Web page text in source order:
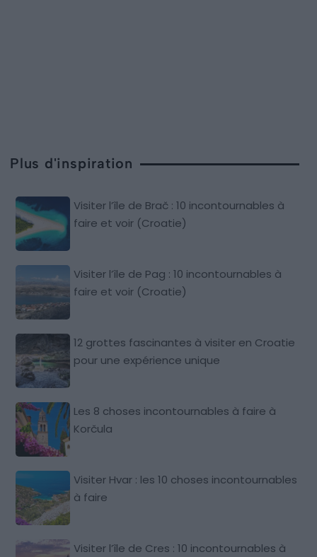
Plus d'inspiration
Visiter l’île de Brač : 10 incontournables à
faire et voir (Croatie)
Visiter l’île de Pag : 10 incontournables à
faire et voir (Croatie)
12 grottes fascinantes à visiter en Croatie
pour une expérience unique
Les 8 choses incontournables à faire à
Korčula
Visiter Hvar : les 10 choses incontournables
à faire
Visiter l’île de Cres : 10 incontournables à